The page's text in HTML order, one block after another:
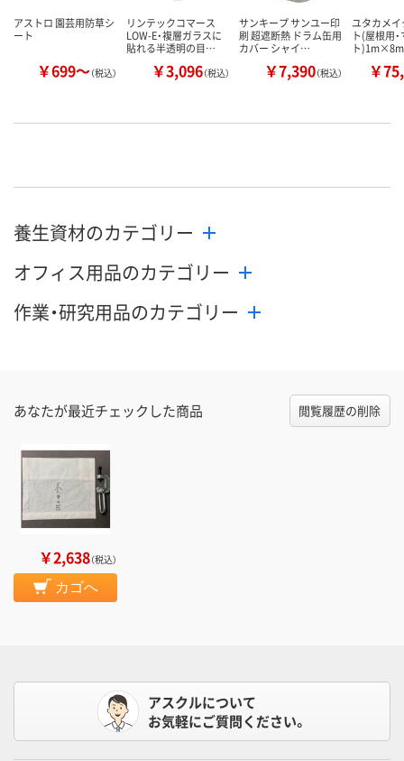
アストロ 園芸用防草シ
ート
￥699～（税込）
リンテックコマース
LOW-E・複層ガラスに
貼れる半透明の目…
￥3,096（税込）
サンキープ サンユー印
刷 超遮断熱 ドラム缶用
カバー シャイ…
￥7,390（税込）
ユタカメ
ト(屋根用
ト
￥
養生資材のカテゴリー
オフィス用品のカテゴリー
作業・研究用品のカテゴリー
あなたが最近チェックした商品 閲覧履歴の削除
￥2,638（税込）
カゴへ
アスクルについて
お気軽にご質問ください。